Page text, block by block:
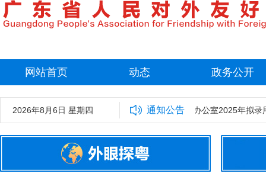
网站首页 动态 政务公开
2026年8月6日 星期四 通知公告
中共广东省委外事工作委员会办公室2025年拟录